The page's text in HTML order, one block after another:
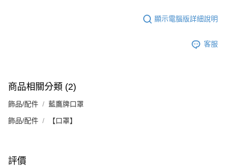
顯示電腦版詳細說明
客服
商品相關分類 (2)
飾品/配件 藍鷹牌口罩
飾品/配件 【口罩】
評價